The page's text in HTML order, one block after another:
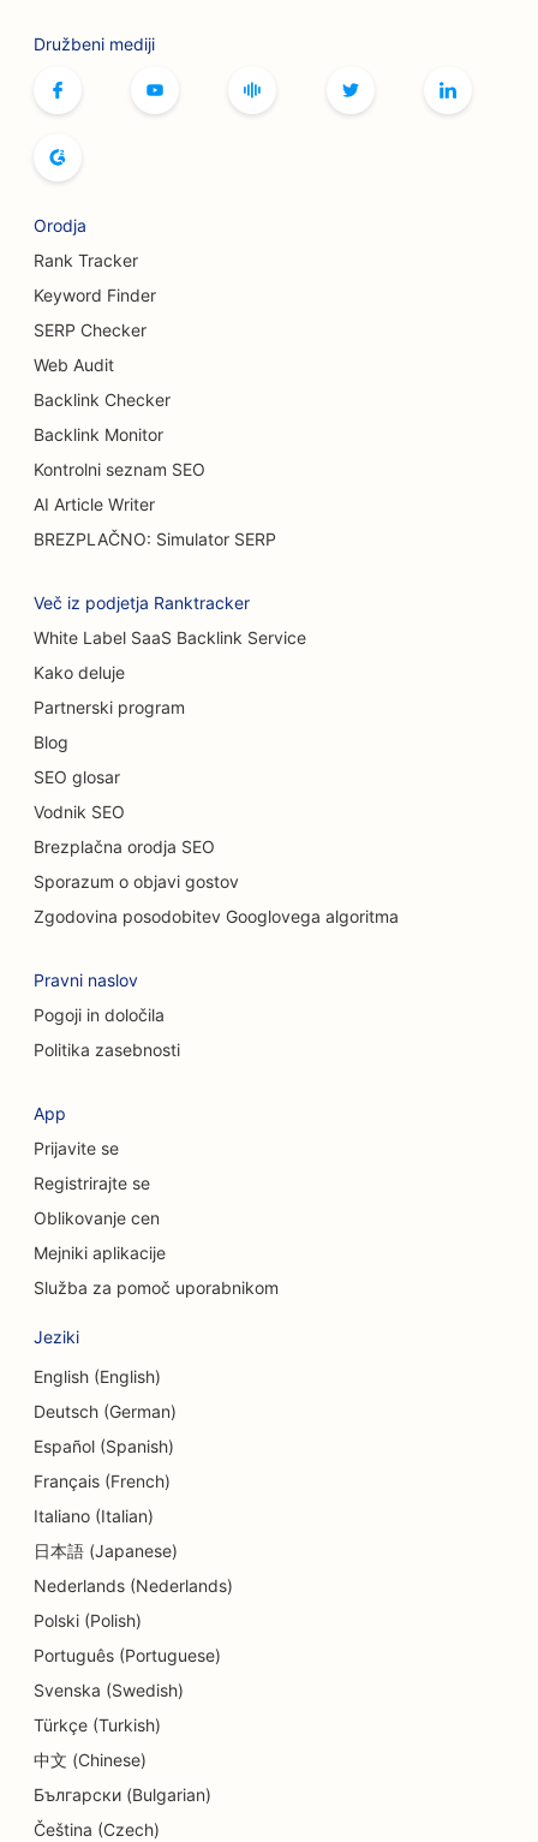
SEO za knjigarne
SEO za storitve povečanja prsi
SEO za tovornjake za burgerje
SEO za opeklinske kirurge
SEO za kavarne
SEO za restavracije s priložnostno prehrano
SEO za prodajalne preprog in talnih oblog
SEO za avtopralnice
SEO za samopostrežne restavracije
SEO za kiropraktike
SEO za mačje kavarne
SEO za storitve kemičnega pilinga
SEO za trgovine z oblačili
SEO za kraniofacialne kirurge
SEO za kavarne
SEO za svetovalna podjetja
SEO za Delis
SEO za storitve dolžniškega svetovanja
SEO za plesne studie
SEO za storitve dermabrazije
SEO za vrtce
SEO za zobozdravstvene klinike
SEO za trgovine s podrobnostmi
SEO za trgovine s torticami
SEO za storitve izobraževanja in otroškega
varstva
SEO za električarje
Družbeni mediji
Orodja
Rank Tracker
Keyword Finder
SERP Checker
Web Audit
Backlink Checker
Backlink Monitor
Kontrolni seznam SEO
AI Article Writer
BREZPLAČNO: Simulator SERP
Več iz podjetja Ranktracker
White Label SaaS Backlink Service
Kako deluje
Partnerski program
Blog
SEO glosar
Vodnik SEO
Brezplačna orodja SEO
Sporazum o objavi gostov
Zgodovina posodobitev Googlovega algoritma
Pravni naslov
Pogoji in določila
Politika zasebnosti
App
Prijavite se
Registrirajte se
Oblikovanje cen
Mejniki aplikacije
Služba za pomoč uporabnikom
Jeziki
English (English)
Deutsch (German)
Español (Spanish)
Français (French)
Italiano (Italian)
日本語 (Japanese)
Nederlands (Nederlands)
Polski (Polish)
Português (Portuguese)
Svenska (Swedish)
Türkçe (Turkish)
中文 (Chinese)
Български (Bulgarian)
Čeština (Czech)